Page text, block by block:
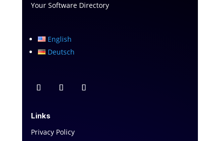
Your Software Directory
English
Deutsch
Links
Privacy Policy